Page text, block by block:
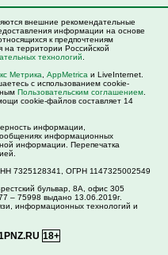
внешние рекомендательные
информации на основе
к предпочтениям
на территории Российской
технологий
Метрика AppMetrica и LiveInternet.
с использованием cookie-
Пользовательским соглашением
cookie-файлов составляет 14
информации,
информационных
информации. Перепечатка
7325128341, ОГРН 1147325002549
бульвар, 8А, офис 305
– 75998 выдано 13.06.2019г.
информационных технологий и
18+